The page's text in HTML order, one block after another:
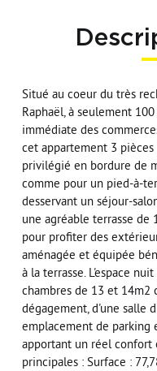
Situé au coeur du très
Raphaël, à seulement
immédiate des
cet appartement 3
privilégié en bordure de
comme pour un pied-à-
desservant un séjour-
une agréable terrasse de
pour profiter des
aménagée et équipée
à la terrasse. L'espace
chambres de 13 et 14m2
dégagement, d'une salle
emplacement de parking
apportant un réel confort
principales : Surface :